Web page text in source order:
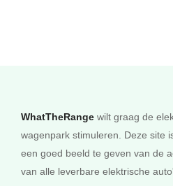
WhatTheRange wilt graag de
wagenpark stimuleren. Deze site
een goed beeld te geven van de
van alle leverbare elektrische